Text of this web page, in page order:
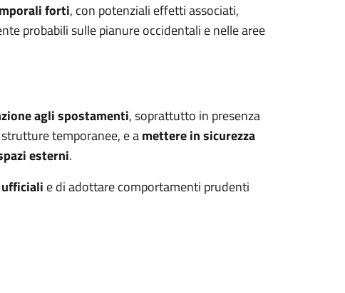
forti, con potenziali effetti associati,
probabili sulle pianure occidentali e nelle aree
agli spostamenti, soprattutto in presenza
temporanee, e amettere in sicurezza
esterni.
e di adottare comportamenti prudenti